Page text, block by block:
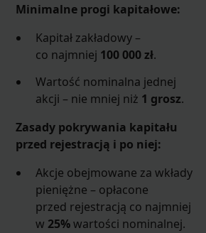
Minimalne progi kapitałowe:
Kapitał zakładowy –
co najmniej 100 000 zł.
Wartość nominalna jednej
akcji – nie mniej niż 1 grosz.
Zasady pokrywania kapitału
przed rejestracją i po niej:
Akcje obejmowane za wkłady
pieniężne – opłacone
przed rejestracją co najmniej
w 25%wartości nominalnej.